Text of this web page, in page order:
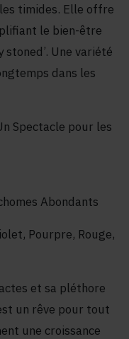
timides. Elle offre
le bien-être
Une variété
dans les
Spectacle pour les
Abondants
Pourpre, Rouge,
et sa pléthore
un rêve pour tout
une croissance